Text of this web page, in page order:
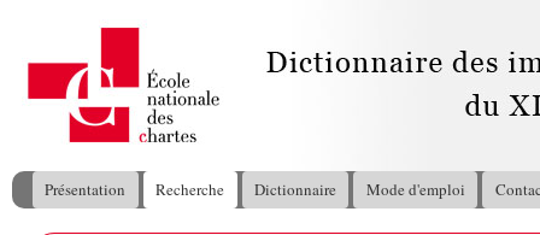
Menu principal
Présentation Recherche Dictionnaire Mode d'emploi